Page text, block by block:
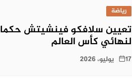
رياضة
تعيين سلافكو فينشيتش حكما
لنهائي كأس العالم
17 يوليو، 2026